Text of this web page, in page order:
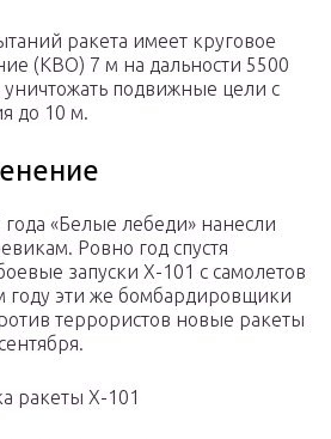
ракета имеет круговое
(КВО) 7 м на дальности 5500
уничтожать подвижные цели с
до 10 м.
«Белые лебеди» нанесли
Ровно год спустя
запуски Х-101 с самолетов
эти же бомбардировщики
террористов новые ракеты
ракеты Х-101